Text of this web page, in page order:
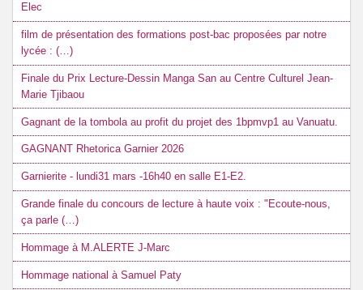
Elec
film de présentation des formations post-bac proposées par notre
lycée : (…)
Finale du Prix Lecture-Dessin Manga San au Centre Culturel Jean-
Marie Tjibaou
Gagnant de la tombola au profit du projet des 1bpmvp1 au Vanuatu.
GAGNANT Rhetorica Garnier 2026
Garnierite - lundi31 mars -16h40 en salle E1-E2.
Grande finale du concours de lecture à haute voix : "Ecoute-nous,
ça parle (…)
Hommage à M.ALERTE J-Marc
Hommage national à Samuel Paty